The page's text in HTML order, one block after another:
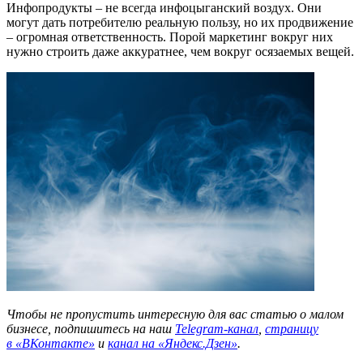
Инфопродукты – не всегда инфоцыганский воздух. Они
могут дать потребителю реальную пользу, но их продвижение
– огромная ответственность. Порой маркетинг вокруг них
нужно строить даже аккуратнее, чем вокруг осязаемых вещей.
Чтобы не пропустить интересную для вас статью о малом
бизнесе, подпишитесь на наш Telegram-канал страницу
в «ВКонтакте» и канал на «Яндекс.Дзен».